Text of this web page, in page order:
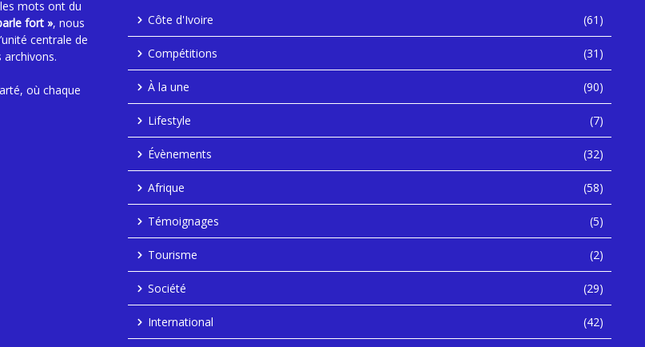
mots ont du
fort », nous
centrale de
où chaque
Côte d'Ivoire (61)
Compétitions (31)
À la une (90)
Lifestyle (7)
Évènements (32)
Afrique (58)
Témoignages (5)
Tourisme (2)
Société (29)
International (42)